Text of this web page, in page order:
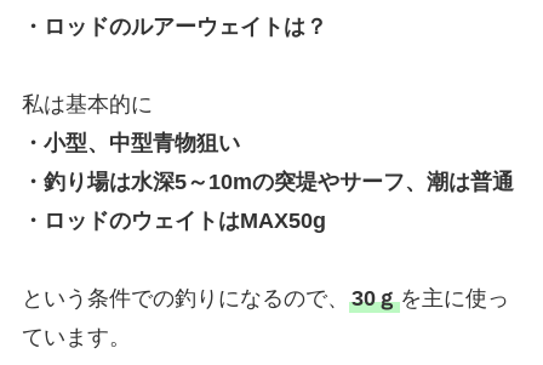
・ロッドのルアーウェイトは？
私は基本的に
・小型、中型青物狙い
・釣り場は水深5～10mの突堤やサーフ、潮は普通
・ロッドのウェイトはMAX50g
という条件での釣りになるので、 30ｇを主に使っ
ています。